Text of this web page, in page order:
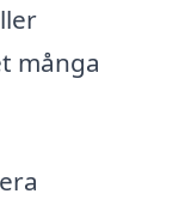
många